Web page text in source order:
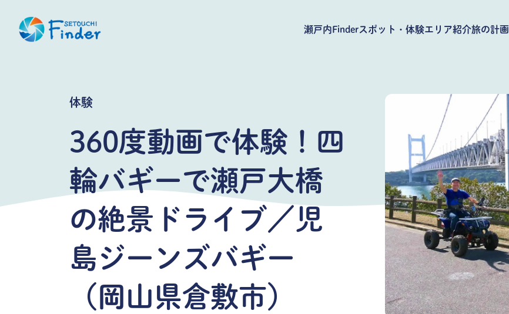
瀬戸内Finderスポット・体験エリア紹介旅の計画
体験
360度動画で体験！四
輪バギーで瀬戸大橋
の絶景ドライブ／児
島ジーンズバギー
（岡山県倉敷市）